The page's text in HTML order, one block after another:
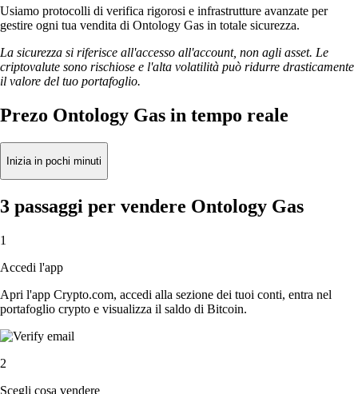
Usiamo protocolli di verifica rigorosi e infrastrutture avanzate per
gestire ogni tua vendita di Ontology Gas in totale sicurezza.
La sicurezza si riferisce all'accesso all'account, non agli asset. Le
criptovalute sono rischiose e l'alta volatilità può ridurre drasticamente
il valore del tuo portafoglio.
Prezo Ontology Gas in tempo reale
Inizia in pochi minuti
3 passaggi per vendere Ontology Gas
1
Accedi l'app
Apri l'app Crypto.com, accedi alla sezione dei tuoi conti, entra nel
portafoglio crypto e visualizza il saldo di Bitcoin.
2
Scegli cosa vendere